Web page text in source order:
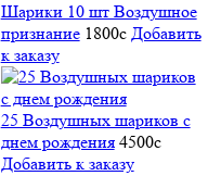
Шарики 10 шт Воздушное
признание 1800c Добавить
к заказу
25 Воздушных шариков с
днем рождения 4500c
Добавить к заказу